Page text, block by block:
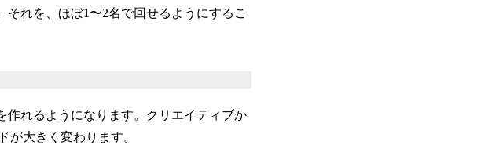
れを、ほぼ1〜2名で回せるようにするこ
作れるようになります。クリエイティブか
が大きく変わります。